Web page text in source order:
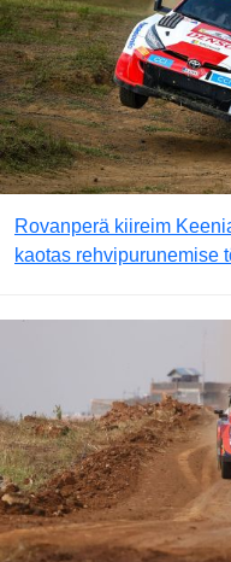
Rovanperä kiireim
kaotas rehvipurunemise